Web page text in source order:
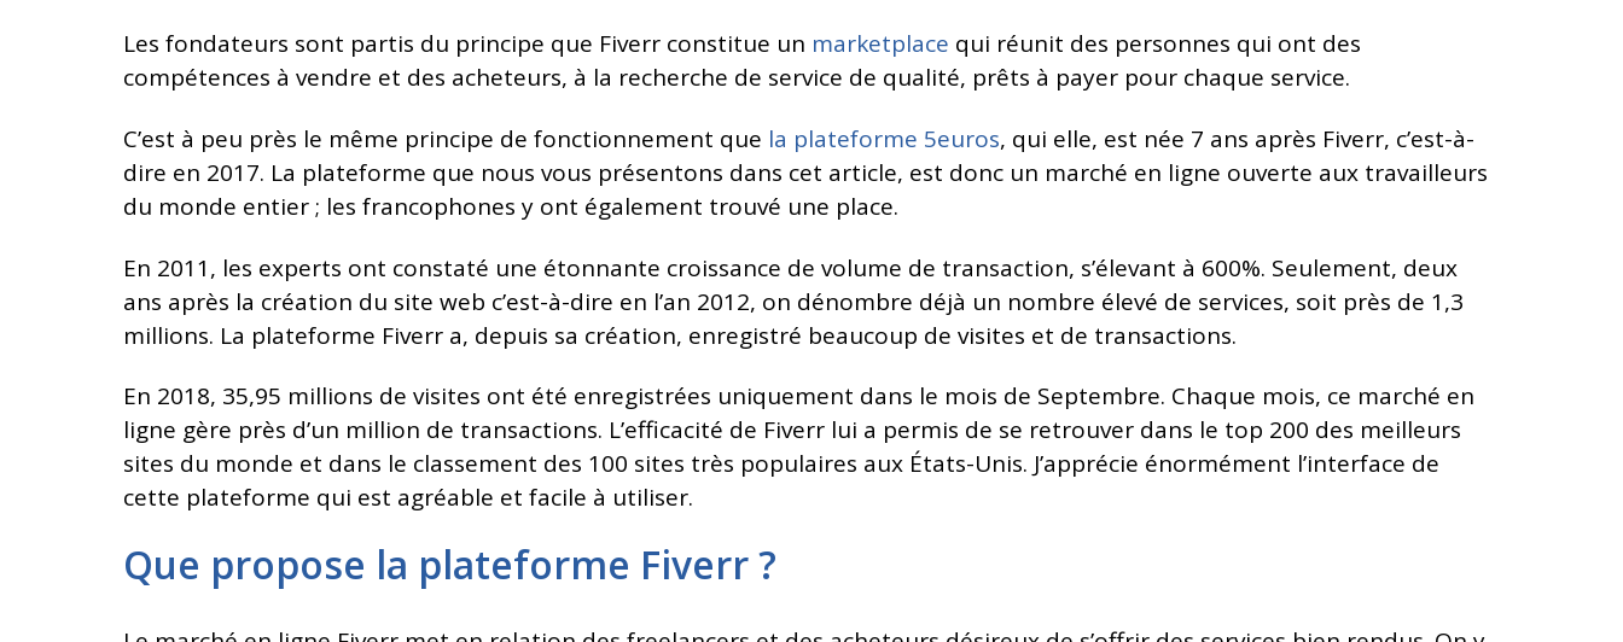
Les fondateurs sont partis du principe que Fiverr constitue un marketplace qui réunit des personnes qui ont des
compétences à vendre et des acheteurs, à la recherche de service de qualité, prêts à payer pour chaque service.
C’est à peu près le même principe de fonctionnement que la plateforme 5euros, qui elle, est née 7 ans après Fiverr, c’est-à-
dire en 2017. La plateforme que nous vous présentons dans cet article, est donc un marché en ligne ouverte aux travailleurs
du monde entier ; les francophones y ont également trouvé une place.
En 2011, les experts ont constaté une étonnante croissance de volume de transaction, s’élevant à 600%. Seulement, deux
ans après la création du site web c’est-à-dire en l’an 2012, on dénombre déjà un nombre élevé de services, soit près de 1,3
millions. La plateforme Fiverr a, depuis sa création, enregistré beaucoup de visites et de transactions.
En 2018, 35,95 millions de visites ont été enregistrées uniquement dans le mois de Septembre. Chaque mois, ce marché en
ligne gère près d’un million de transactions. L’efficacité de Fiverr lui a permis de se retrouver dans le top 200 des meilleurs
sites du monde et dans le classement des 100 sites très populaires aux États-Unis. J’apprécie énormément l’interface de
cette plateforme qui est agréable et facile à utiliser.
Que propose la plateforme Fiverr ?